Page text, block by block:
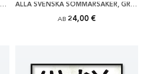
ALLA SVENSKA SOMMARSAKER, BLÅ POSTER
ALLA SVENSKA SOMMARSAKER, GRÖN POSTER
AB 24,00 €